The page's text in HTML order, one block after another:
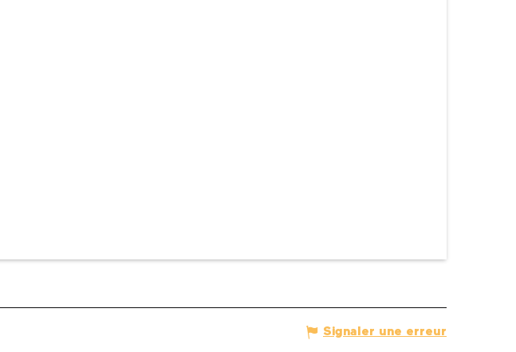
Signaler une erreur